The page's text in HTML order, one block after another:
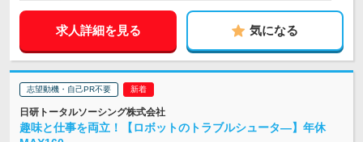
求人詳細を見る 気になる
志望動機・自己PR不要
日研トータルソーシング株式会社
趣味と仕事を両立！【ロボットのトラブルシュータ―】年休